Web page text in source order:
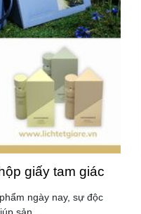
giấy tam giác
ngày nay, sự độc